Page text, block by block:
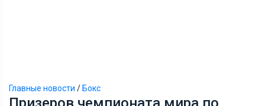
Главные новости / Бокс